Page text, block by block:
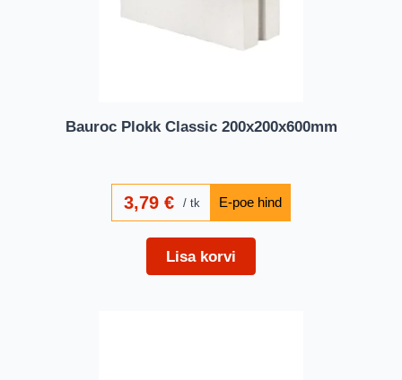
Bauroc Plokk Classic 200x200x600mm
3,79€ tk
Lisa korvi